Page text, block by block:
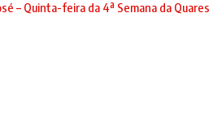
– Quinta-feira da 4ª Semana da Quares